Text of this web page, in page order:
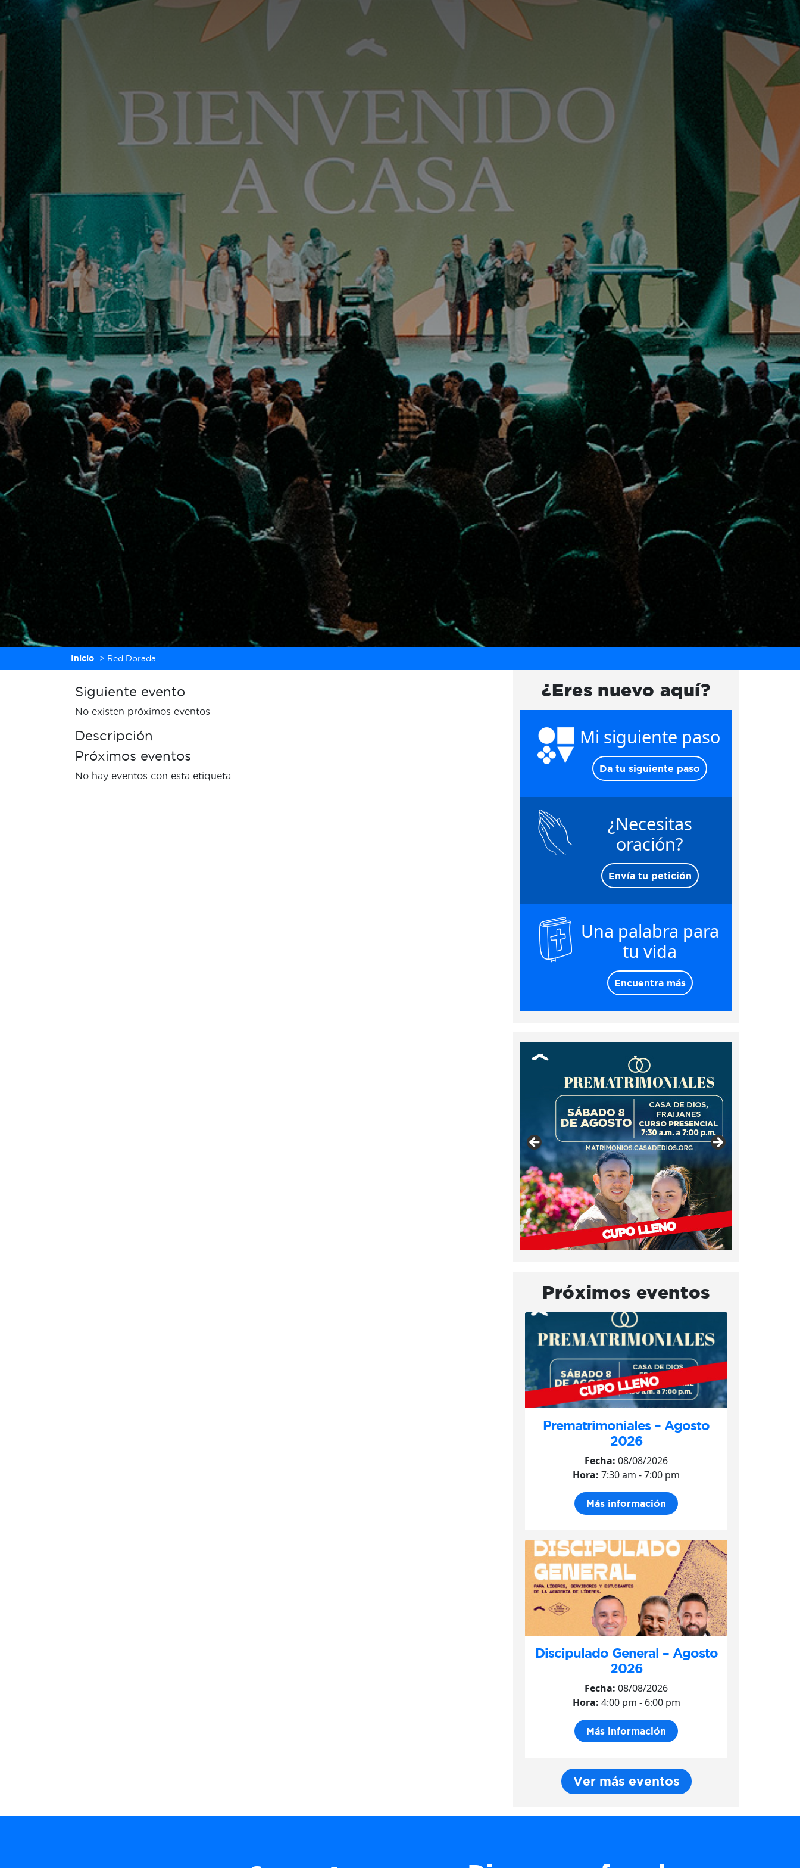
Inicio > Red Dorada
Siguiente evento
No existen próximos eventos
Descripción
Próximos eventos
No hay eventos con esta etiqueta
¿Eres nuevo aquí?
Mi siguiente paso
Da tu siguiente paso
¿Necesitas
oración?
Envía tu petición
Una palabra para
tu vida
Encuentra más
Próximos eventos
Prematrimoniales – Agosto
2026
Fecha: 08/08/2026
Hora: 7:30 am - 7:00 pm
Más información
Discipulado General – Agosto
2026
Fecha: 08/08/2026
Hora: 4:00 pm - 6:00 pm
Más información
Ver más eventos